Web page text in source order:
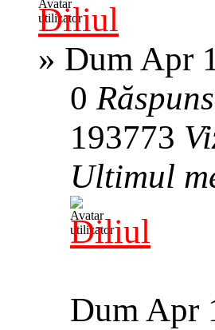
Diliul
» Dum Apr
0
193773
Ultimul
Diliul
Dum Apr